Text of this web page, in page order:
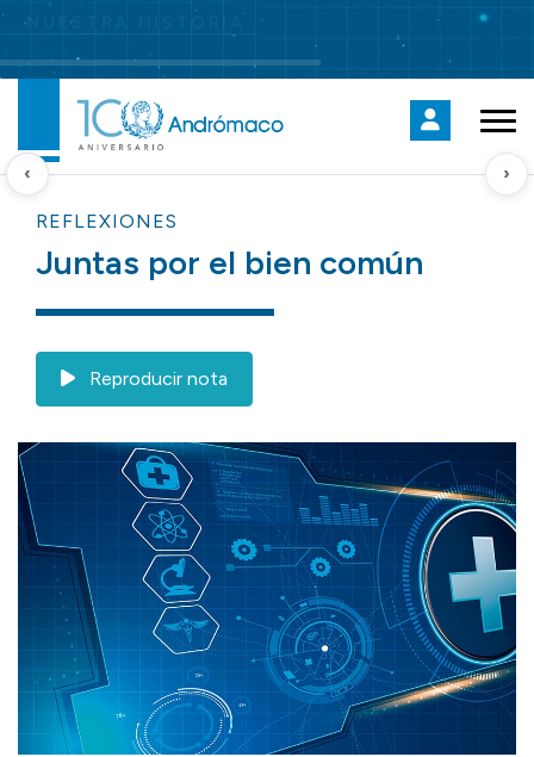
Ingresá aquí para transitar juntos nuestros 100 años de historia.
‹ ›
REFLEXIONES
Juntas por el bien común
Reproducir nota